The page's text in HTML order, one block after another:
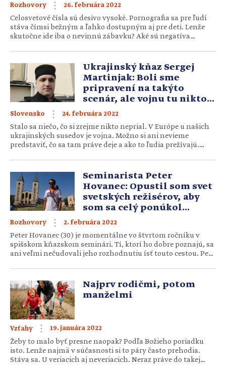
Rozhovory 26. februára 2022
Celosvetové čísla sú desivo vysoké. Pornografia sa pre ľudí
stáva čímsi bežným a ľahko dostupným aj pre deti. Lenže
skutočne ide iba o nevinnú zábavku? Aké sú negatíva
Odpovedá Pete Lupton (33), riaditeľ projektu NePornu, ktorý
šíri tému o pornografii a pomáha mnohým zraneným. […]
Ukrajinský kňaz Sergej
Martinjak: Boli sme
pripravení na takýto
scenár, ale vojnu tu nikto
nechce
Slovensko 24. februára 2022
Stalo sa niečo, čo si zrejme nikto neprial. V Európe u našich
ukrajinských susedov je vojna. Možno si ani nevieme
predstaviť, čo sa tam práve deje a ako to ľudia prežívajú.
ženou a deťmi žije vo Ľvove. Síce sa tam práve nebojuje, no
nikto nevie, kedy aj […]Seminarista Peter
Hovanec: Opustil som svet
svetských režisérov, aby
som sa celý ponúkol
najväčšiemu Režisérovi
Rozhovory 2. februára 2022
Peter Hovanec (30) je momentálne vo štvrtom ročníku v
spišskom kňazskom seminári. Tí, ktorí ho dobre poznajú, sa
ani veľmi nečudovali jeho rozhodnutiu ísť touto cestou. Peťo
okúsil svet divadla ako vyštudovaný herec, neľutuje, že
zanechal umeleckú dráhu. Tvrdí, že dostal vlastne ten […]
Najprv rodičmi, potom
manželmi
Vzťahy 19. januára 2022
Žeby to malo byť presne naopak? Podľa Božieho poriadku
isto. Lenže najmä v súčasnosti si to páry často prehodia.
Stáva sa. U veriacich aj neveriacich. Neraz práve do takej